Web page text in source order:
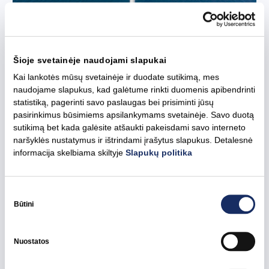
Šioje svetainėje naudojami slapukai
Kai lankotės mūsų svetainėje ir duodate sutikimą, mes
naudojame slapukus, kad galėtume rinkti duomenis apibendrinti
statistiką, pagerinti savo paslaugas bei prisiminti jūsų
pasirinkimus būsimiems apsilankymams svetainėje. Savo duotą
sutikimą bet kada galėsite atšaukti pakeisdami savo interneto
naršyklės nustatymus ir ištrindami įrašytus slapukus. Detalesnė
informacija skelbiama skiltyjeSlapukų politika
pasirinkimas
Būtini
Nuostatos
Nord“ jūrinio vėjo parko poveikio aplinkai
Visos naujienos Ignitis renewables
Lietuva
Žalieji pajėgumai